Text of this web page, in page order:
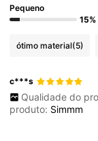
Pequeno
15%
ótimo material(5)
c***s
Qualidade do
produto: Simmm